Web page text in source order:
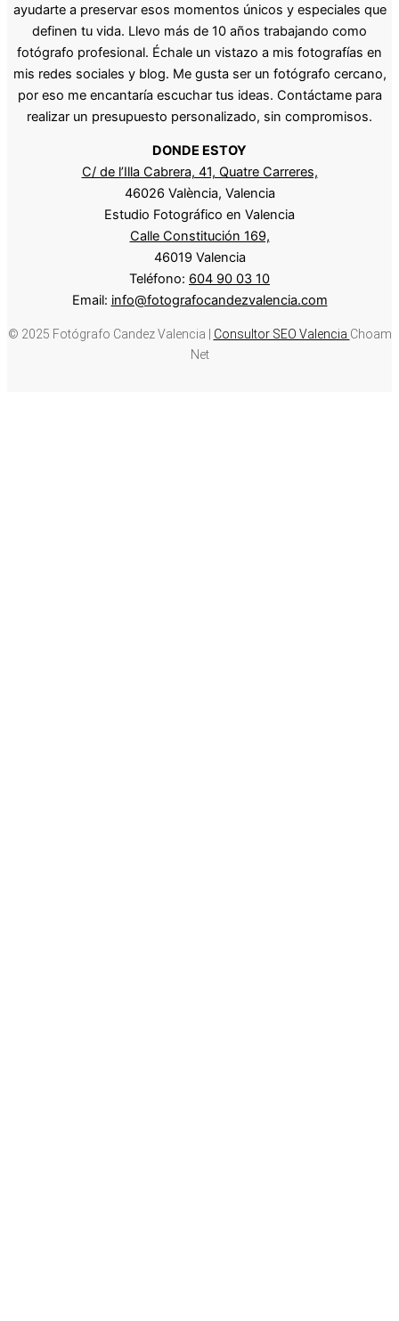
ayudarte a preservar esos momentos únicos y especiales que
definen tu vida. Llevo más de 10 años trabajando como
fotógrafo profesional. Échale un vistazo a mis fotografías en
mis redes sociales y blog. Me gusta ser un fotógrafo cercano,
por eso me encantaría escuchar tus ideas. Contáctame para
realizar un presupuesto personalizado, sin compromisos.
DONDE ESTOY
C/ de l’Illa Cabrera, 41, Quatre Carreres,
46026 València, Valencia
Estudio Fotográfico en Valencia
Calle Constitución 169,
46019 Valencia
Teléfono: 604 90 03 10
Email: info@fotografocandezvalencia.com
© 2025 Fotógrafo Candez Valencia | Consultor SEO Valencia Choam
Net